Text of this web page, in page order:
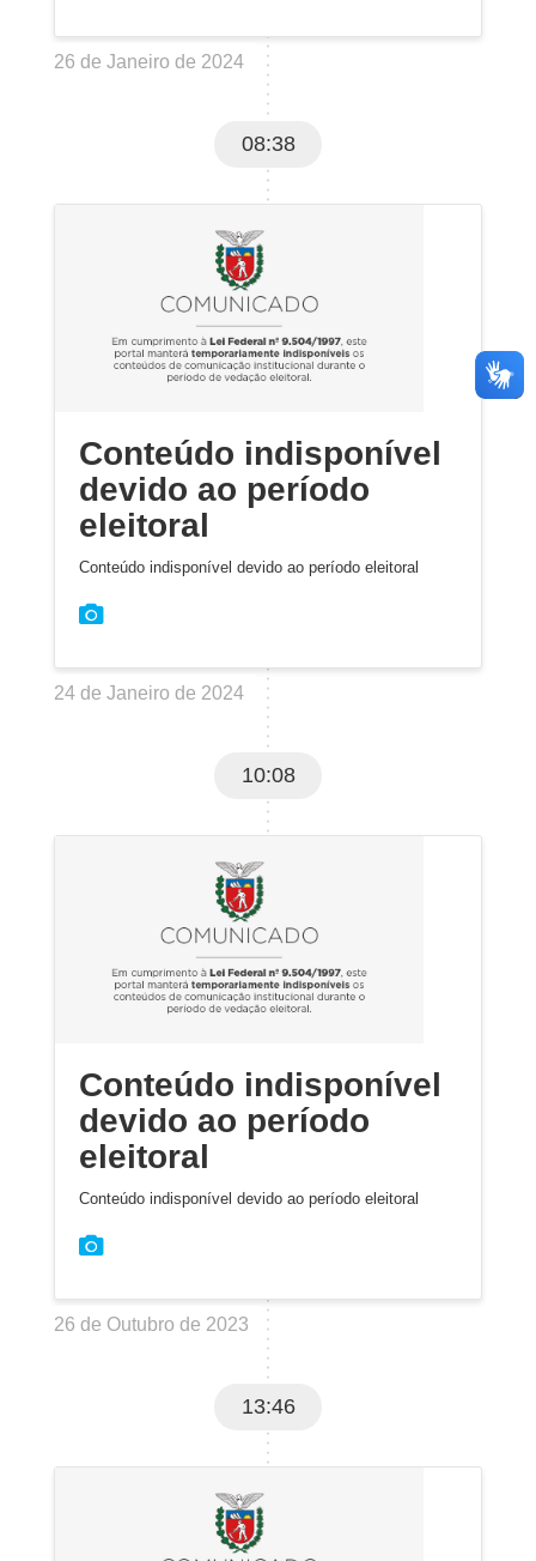
26 de Janeiro de 2024
08:38
Conteúdo indisponível
devido ao período
eleitoral
Conteúdo indisponível devido ao período eleitoral
24 de Janeiro de 2024
10:08
Conteúdo indisponível
devido ao período
eleitoral
Conteúdo indisponível devido ao período eleitoral
26 de Outubro de 2023
13:46